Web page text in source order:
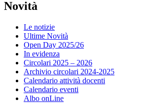
Novità
Le notizie
Ultime Novità
Open Day 2025/26
In evidenza
Circolari 2025 – 2026
Archivio circolari 2024-2025
Calendario attività docenti
Calendario eventi
Albo onLine